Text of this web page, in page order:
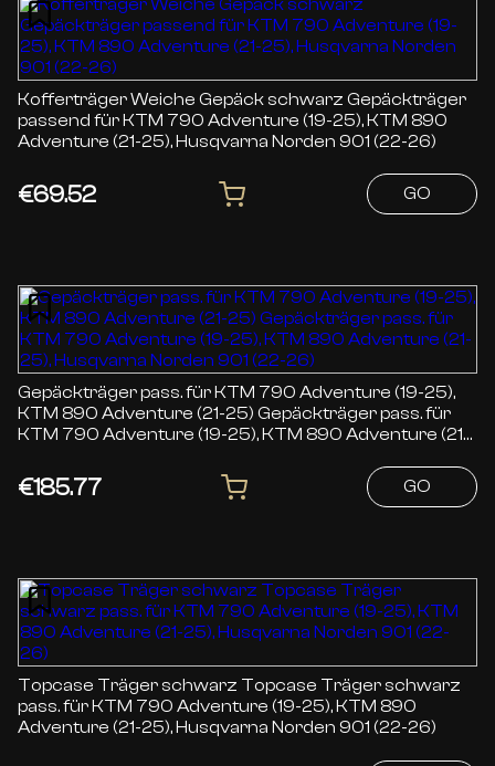
Kofferträger Weiche Gepäck schwarz Gepäckträger
passend für KTM 790 Adventure (19-25), KTM 890
Adventure (21-25), Husqvarna Norden 901 (22-26)
€69.52 GO
Gepäckträger pass. für KTM 790 Adventure (19-25),
KTM 890 Adventure (21-25) Gepäckträger pass. für
KTM 790 Adventure (19-25), KTM 890 Adventure (21-
€185.77 GO
Topcase Träger schwarz Topcase Träger schwarz
pass. für KTM 790 Adventure (19-25), KTM 890
Adventure (21-25), Husqvarna Norden 901 (22-26)